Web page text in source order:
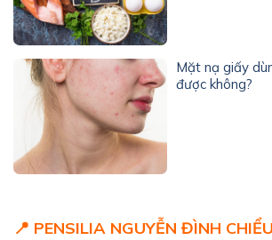
Mặt nạ giấy
được không?
📍 PENSILIA NGUYỄN ĐÌNH CHIỂU